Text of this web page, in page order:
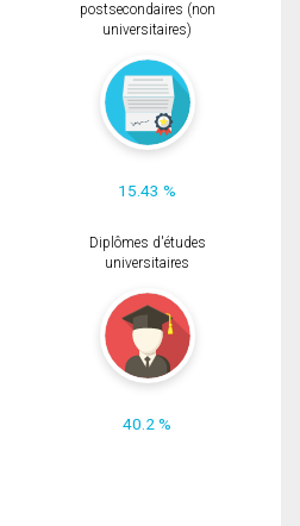
postsecondaires (non
universitaires)
15.43 %
Diplômes d'études
universitaires
40.2 %